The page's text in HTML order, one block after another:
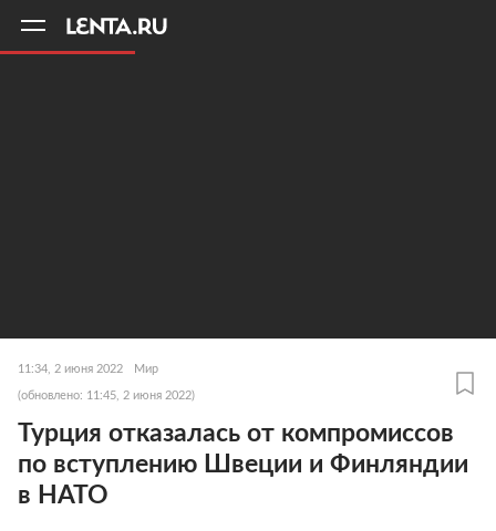
11:34, 2 июня 2022 Мир
(обновлено: 11:45, 2 июня 2022)
Турция отказалась от компромиссов
по вступлению Швеции и Финляндии
в НАТО